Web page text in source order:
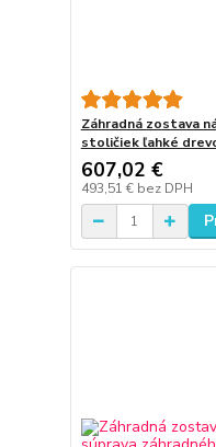
Záhradná zostava
stoličiek ľahké
607,02 €
493,51 € bez DPH